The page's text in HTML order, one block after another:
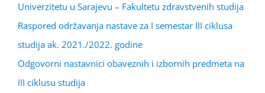
Univerzitetu u Sarajevu – Fakultetu zdravstvenih studija
Raspored održavanja nastave za I semestar III ciklusa
studija ak. 2021./2022. godine
Odgovorni nastavnici obaveznih i izbornih predmeta na
III ciklusu studija